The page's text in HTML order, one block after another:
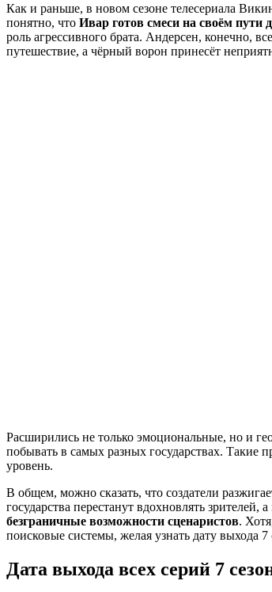
Как и раньше, в новом сезоне телесериала
понятно, что Ивар готов смеси на своём пути
роль агрессивного брата. Андерсен, конечно,
путешествие, а чёрный ворон принесёт
Расширились не только эмоциональные, но и
побывать в самых разных государствах. Такие
уровень.
В общем, можно сказать, что создатели
государства перестанут вдохновлять
безграничные возможности сценаристов.
поисковые системы, желая узнать дату выхода
Дата выхода всех серий 7